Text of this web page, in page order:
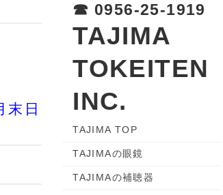
末日
☎︎ 0956-25-1919
TAJIMA
TOKEITEN
INC.
TAJIMA TOP
TAJIMAの眼鏡
TAJIMAの補聴器